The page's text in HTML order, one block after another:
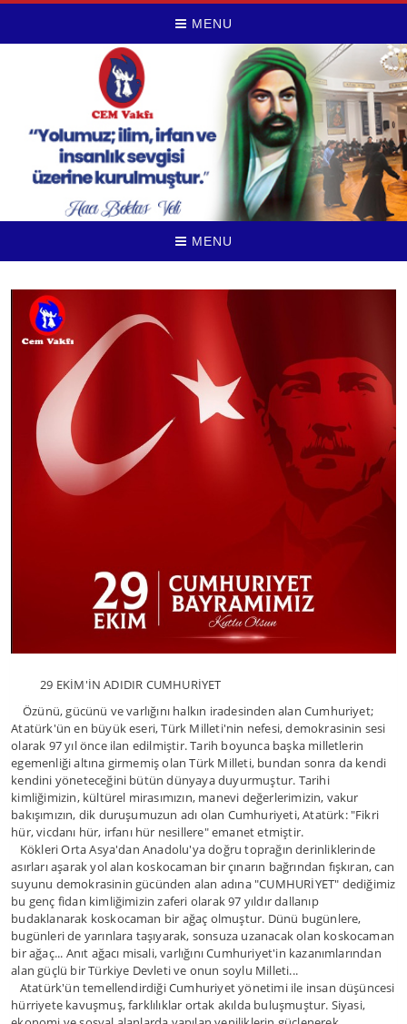
MENU
MENU
29 EKİM'İN ADIDIR CUMHURİYET
Özünü, gücünü ve varlığını halkın iradesinden alan Cumhuriyet;
Atatürk'ün en büyük eseri, Türk Milleti'nin nefesi, demokrasinin sesi
olarak 97 yıl önce ilan edilmiştir. Tarih boyunca başka milletlerin
egemenliği altına girmemiş olan Türk Milleti, bundan sonra da kendi
kendini yöneteceğini bütün dünyaya duyurmuştur. Tarihi
kimliğimizin, kültürel mirasımızın, manevi değerlerimizin, vakur
bakışımızın, dik duruşumuzun adı olan Cumhuriyeti, Atatürk: "Fikri
hür, vicdanı hür, irfanı hür nesillere" emanet etmiştir.
Kökleri Orta Asya'dan Anadolu'ya doğru toprağın derinliklerinde
asırları aşarak yol alan koskocaman bir çınarın bağrından fışkıran, can
suyunu demokrasinin gücünden alan adına "CUMHURİYET" dediğimiz
bu genç fidan kimliğimizin zaferi olarak 97 yıldır dallanıp
budaklanarak koskocaman bir ağaç olmuştur. Dünü bugünlere,
bugünleri de yarınlara taşıyarak, sonsuza uzanacak olan koskocaman
bir ağaç... Anıt ağacı misali, varlığını Cumhuriyet'in kazanımlarından
alan güçlü bir Türkiye Devleti ve onun soylu Milleti...
Atatürk'ün temellendirdiği Cumhuriyet yönetimi ile insan düşüncesi
hürriyete kavuşmuş, farklılıklar ortak akılda buluşmuştur. Siyasi,